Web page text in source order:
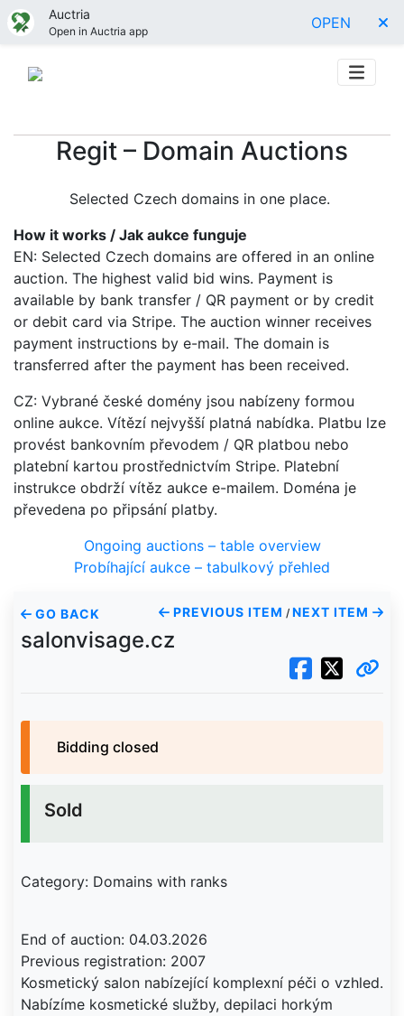
Auctria
Open in Auctria app OPEN
Regit – Domain Auctions
Selected Czech domains in one place.
How it works / Jak aukce funguje
EN: Selected Czech domains are offered in an online
auction. The highest valid bid wins. Payment is
available by bank transfer / QR payment or by credit
or debit card via Stripe. The auction winner receives
payment instructions by e-mail. The domain is
transferred after the payment has been received.
CZ: Vybrané české domény jsou nabízeny formou
online aukce. Vítězí nejvyšší platná nabídka. Platbu lze
provést bankovním převodem / QR platbou nebo
platební kartou prostřednictvím Stripe. Platební
instrukce obdrží vítěz aukce e-mailem. Doména je
převedena po připsání platby.
Ongoing auctions – table overview
Probíhající aukce – tabulkový přehled
GO BACK PREVIOUS ITEM / NEXT ITEM
salonvisage.cz
Bidding closed
Sold
Category: Domains with ranks
End of auction: 04.03.2026
Previous registration: 2007
Kosmetický salon nabízející komplexní péči o vzhled.
Nabízíme kosmetické služby, depilaci horkým